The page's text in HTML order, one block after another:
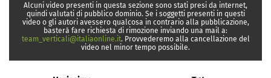
Alcuni video presenti in questa sezione sono stati presi da internet,
quindi valutati di pubblico dominio. Se i soggetti presenti in questi
video o gli autori avessero qualcosa in contrario alla pubblicazione,
basterà fare richiesta di rimozione inviando una mail a:
team_verticali@italiaonline.it. Provvederemo alla cancellazione del
video nel minor tempo possibile.